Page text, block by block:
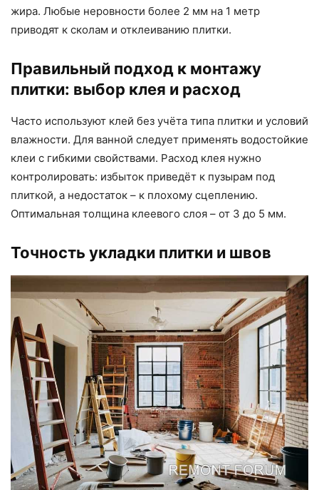
жира. Любые неровности более 2 мм на 1 метр
приводят к сколам и отклеиванию плитки.
Правильный подход к монтажу
плитки: выбор клея и расход
Часто используют клей без учёта типа плитки и условий
влажности. Для ванной следует применять водостойкие
клеи с гибкими свойствами. Расход клея нужно
контролировать: избыток приведёт к пузырам под
плиткой, а недостаток – к плохому сцеплению.
Оптимальная толщина клеевого слоя – от 3 до 5 мм.
Точность укладки плитки и швов